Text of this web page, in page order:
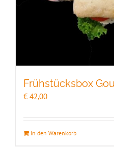
Frühstücksbox
€ 42,00
In den Warenkorb